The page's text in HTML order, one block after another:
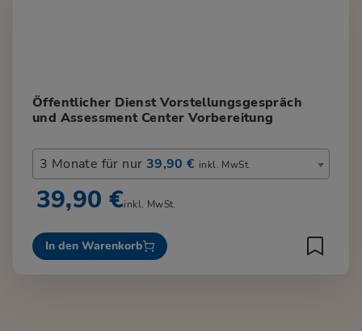
Öffentlicher Dienst Vorstellungsgespräch
und Assessment Center Vorbereitung
3 Monate für nur 39,90 € inkl. MwSt.
39,90 €inkl. MwSt.
In den Warenkorb